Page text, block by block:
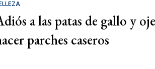
a las patas de gallo y
parches caseros